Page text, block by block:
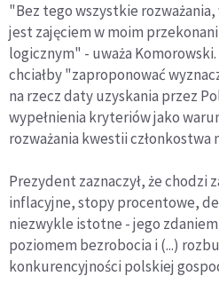
"Bez tego wszystkie
jest zajęciem w moim
logicznym" - uważa
chciałby "zaproponować
na rzecz daty uzyskania przez
wypełnienia kryteriów jako
rozważania kwestii członkostwa
Prezydent zaznaczył, że chodzi
inflacyjne, stopy procentowe,
niezwykle istotne - jego
poziomem bezrobocia i (...)
konkurencyjności polskiej